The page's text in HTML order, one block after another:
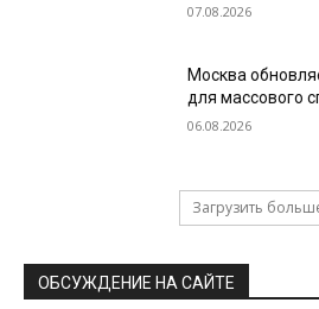
07.08.2026
Москва
для массового
06.08.2026
Загрузить
ОБСУЖДЕНИЕ НА САЙТЕ